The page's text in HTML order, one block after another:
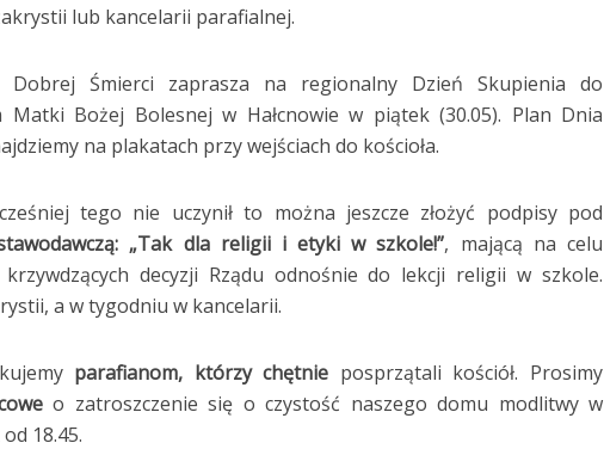
lub kancelarii parafialnej.
Dobrej Śmierci zaprasza na regionalny Dzień Skupienia do
Matki Bożej Bolesnej w Hałcnowie w piątek (30.05). Plan Dnia
na plakatach przy wejściach do kościoła.
tego nie uczynił to można jeszcze złożyć podpisy pod
„Tak dla religii i etyki w szkole!”, mającą na celu
krzywdzących decyzji Rządu odnośnie do lekcji religii w szkole.
a w tygodniu w kancelarii.
parafianom, którzy chętnie posprzątali kościół. Prosimy
o zatroszczenie się o czystość naszego domu modlitwy w
18.45.